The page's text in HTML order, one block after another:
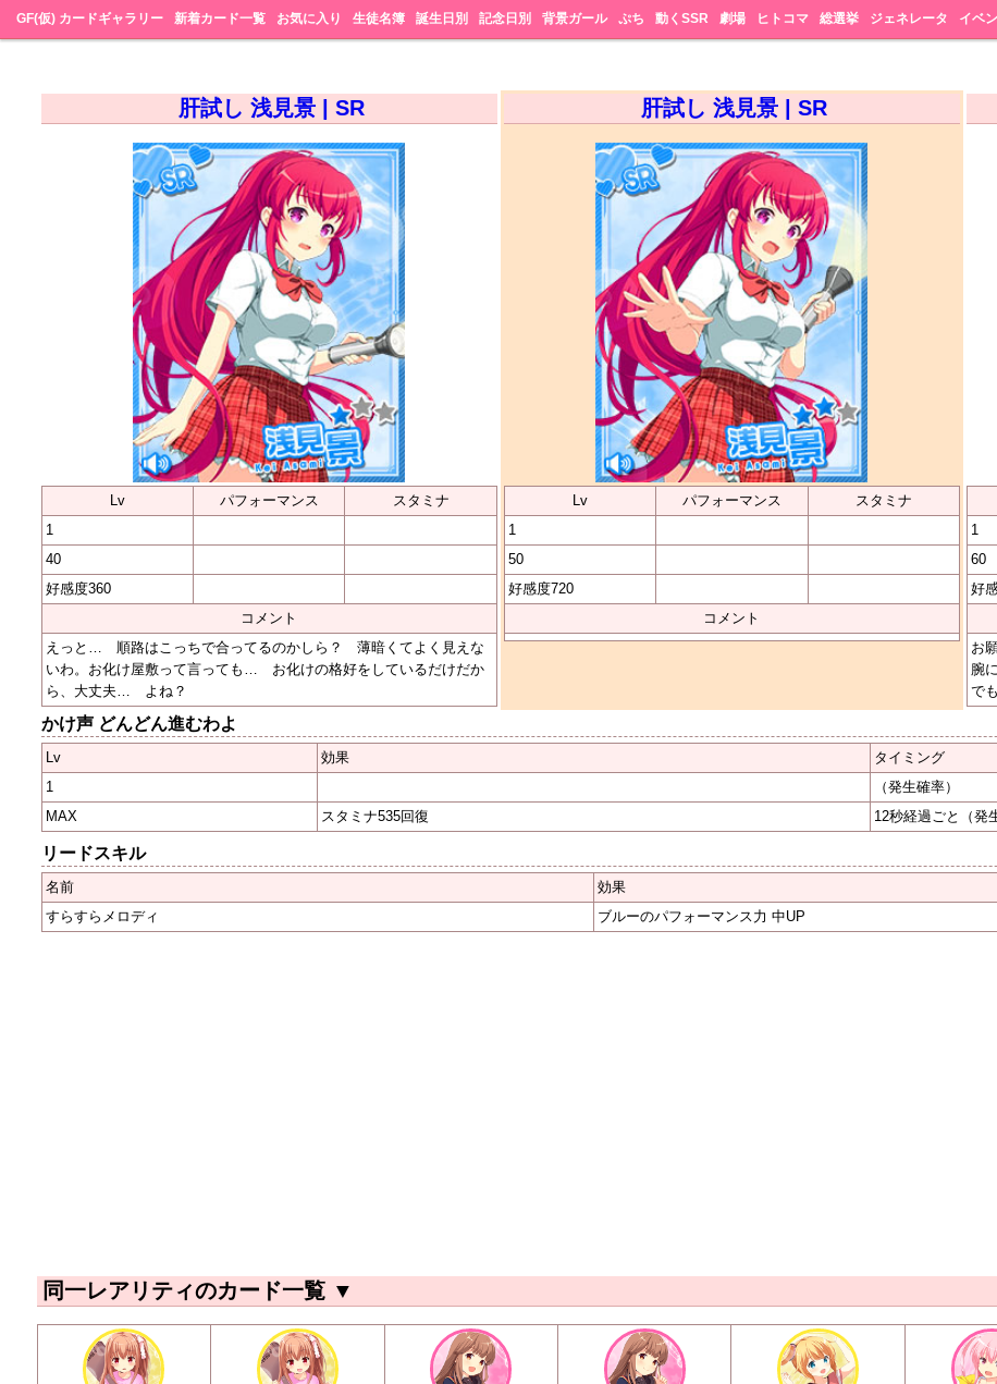
GF(仮) カードギャラリー 新着カード一覧 お気に入り 生徒名簿 誕生日別 記念日別 背景ガール ぷち 動くSSR 劇場 ヒトコマ 総選挙 ジェネレータ イベ
肝試し 浅見景 | SR
Lv パフォーマンス
スタミナ
1
40
好感度360
コメント
えっと… 順路はこっちで合ってるのかしら？ 薄暗くてよく見えな
いわ。お化け屋敷って言っても… お化けの格好をしているだけだか
ら、大丈夫… よね？
肝試し 浅見景 | SR
Lv パフォーマンス
スタミナ
1
50
好感度720
コメント
1
60
好
お
腕
で
かけ声 どんどん進むわよ
Lv 効果
タイミング
1
（発生確率）
MAX
スタミナ535回復 12秒経過ごと （発
リードスキル
名前
効果
すらすらメロディ
ブルーのパフォーマンス力 中UP
同一レアリティのカード一覧 ▼